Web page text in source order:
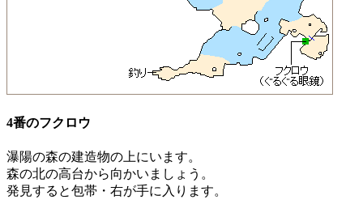
4番のフクロウ
瀑陽の森の建造物の上にいます。
森の北の高台から向かいましょう。
発見すると包帯・右が手に入ります。